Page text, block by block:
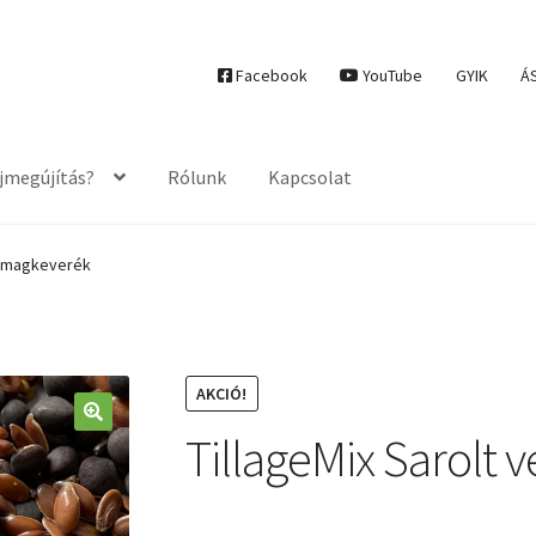
Facebook YouTube GYIK
Rólunk Kapcsolat
AKCIÓ!
🔍 TillageMix Sarolt